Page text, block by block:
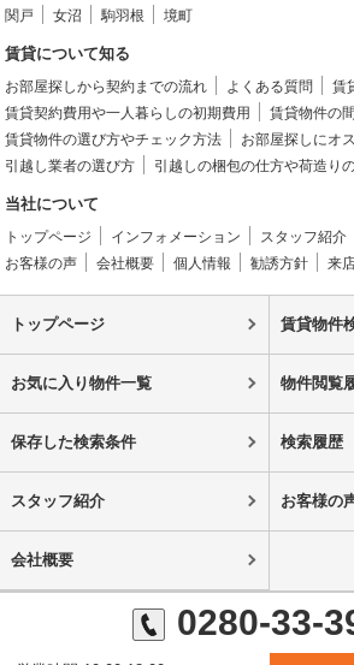
関戸
女沼 駒羽根 境町
賃貸について知る
お部屋探しから契約までの流れ よくある質問
賃
賃貸契約費用や一人暮らしの初期費用
賃貸物件の
賃貸物件の選び方やチェック方法
お部屋探しにオ
引越し業者の選び方
引越しの梱包の仕方や荷造り
当社について
トップページ インフォメーション スタッフ紹介
お客様の声
会社概要 個人情報 勧誘方針 来
トップページ 賃貸物件
お気に入り物件一覧 物件閲覧
保存した検索条件 検索履歴
スタッフ紹介 お客様の
会社概要
0280-33-